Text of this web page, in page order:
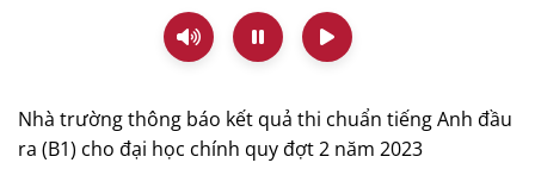
Nhà trường thông báo kết quả thi chuẩn tiếng Anh đầu
ra (B1) cho đại học chính quy đợt 2 năm 2023